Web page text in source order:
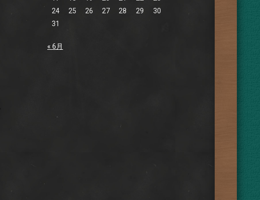
24
25 26 27 28 29
30
31
« 6月